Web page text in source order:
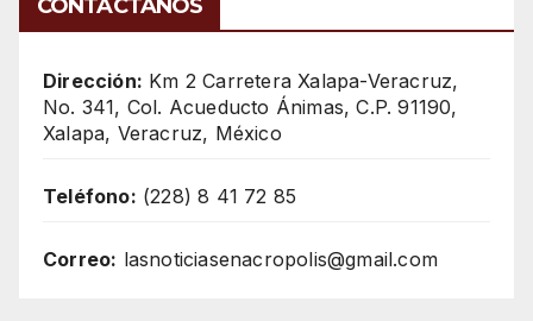
CONTÁCTANOS
Dirección: Km 2 Carretera Xalapa-Veracruz,
No. 341, Col. Acueducto Ánimas, C.P. 91190,
Xalapa, Veracruz, México
Teléfono: (228) 8 41 72 85
Correo: lasnoticiasenacropolis@gmail.com